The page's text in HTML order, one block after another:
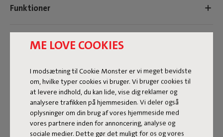
ME LOVE COOKIES
I modsætning til Cookie Monster er vi meget bevidste
om, hvilke typer cookies vi bruger. Vi bruger cookies til
at levere indhold, du kan lide, vise dig reklamer og
analysere trafikken på hjemmesiden. Vi deler også
oplysninger om din brug af vores hjemmeside med
vores partnere inden for annoncering, analyse og
sociale medier. Dette gør det muligt for os og vores
Funktioner
Brugerinformation
Bæredygtighedsinformation
Reviews: 4.4 / 5 (96 reviews)
Vores produkter i dit hjem.